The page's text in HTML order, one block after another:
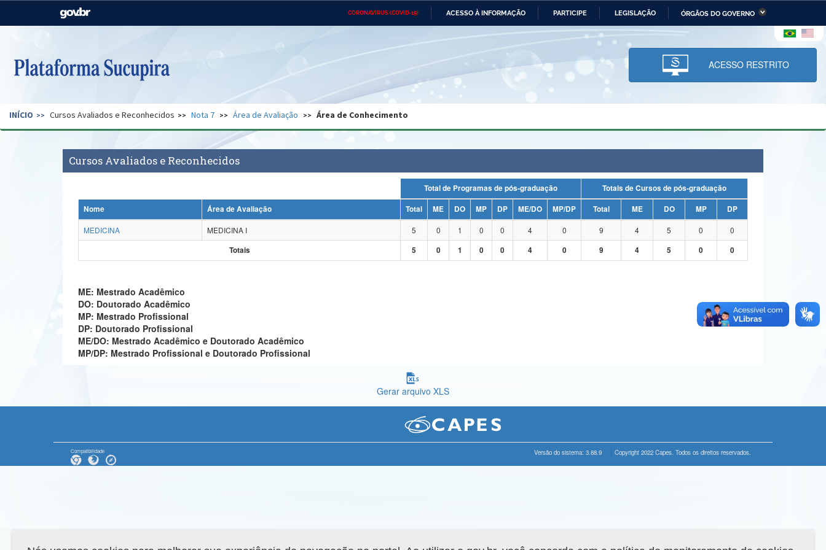
CORONAVÍRUS (COVID-19) ACESSO À INFORMAÇÃO PARTICIPE LEGISLAÇÃO ÓRGÃOS DO GOVERNO
Casa Civil Ministério das Relações Ministério da Economia Ministério da Infraestrutura
Pecuária e Abastecimento
Ministério da Ciência,
Tecnologia, Inovações e
Comunicações
Ministério do Desenvolvimento
Regional e dos Direitos Humanos
Secretaria de Governo Gabinete de Segurança Advocacia-Geral da União Banco Central do Brasil Planalto
ACESSO RESTRITO
INÍCIO Cursos Avaliados e Reconhecidos Nota 7 Área de Avaliação Área de Conhecimento
Cursos Avaliados e Reconhecidos
Total de Programas de pós-graduação
Totais de Cursos de pós-graduação
Nome
Área de Avaliação Total ME DO MP DP ME/DO MP/DP Total ME DO MP
DP
MEDICINA
MEDICINA I 5 0 1 0 0 4 0 9 4 5 0
0
Totais
5 0 1 0 0 4 0 9 4 5 0 0
ME: Mestrado Acadêmico
DO: Doutorado Acadêmico
MP: Mestrado Profissional
DP: Doutorado Profissional
ME/DO: Mestrado Acadêmico e Doutorado Acadêmico
MP/DP: Mestrado Profissional e Doutorado Profissional
Gerar arquivo XLS
Compatibilidade Versão do sistema: 3.88.9 Copyright 2022 Capes. Todos os direitos reservados.